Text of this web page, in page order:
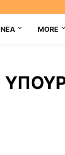
NEA MORE